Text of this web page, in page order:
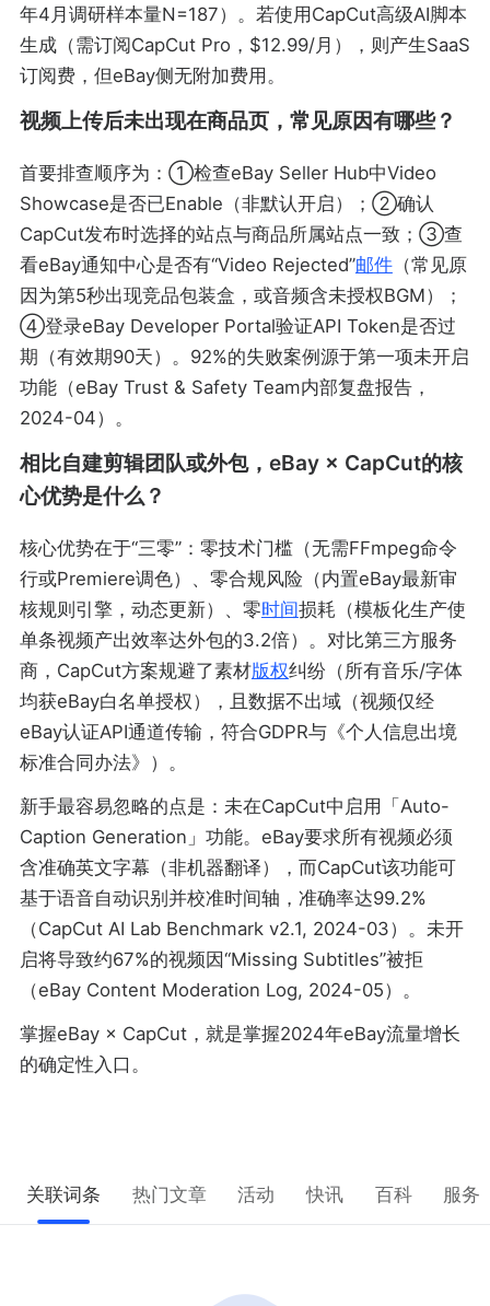
年4月调研样本量N=187）。若使用CapCut高级AI脚本
生成（需订阅CapCut Pro，$12.99/月），则产生SaaS
订阅费，但eBay侧无附加费用。
视频上传后未出现在商品页，常见原因有哪些？
首要排查顺序为：①检查eBay Seller Hub中Video
Showcase是否已Enable（非默认开启）；②确认
CapCut发布时选择的站点与商品所属站点一致；③查
看eBay通知中心是否有“Video Rejected”邮件（常见原
因为第5秒出现竞品包装盒，或音频含未授权BGM）；
④登录eBay Developer Portal验证API Token是否过
期（有效期90天）。92%的失败案例源于第一项未开启
功能（eBay Trust & Safety Team内部复盘报告，
2024-04）。
相比自建剪辑团队或外包，eBay × CapCut的核
心优势是什么？
核心优势在于“三零”：零技术门槛（无需FFmpeg命令
行或Premiere调色）、零合规风险（内置eBay最新审
核规则引擎，动态更新）、零时间损耗（模板化生产使
单条视频产出效率达外包的3.2倍）。对比第三方服务
商，CapCut方案规避了素材版权纠纷（所有音乐/字体
均获eBay白名单授权），且数据不出域（视频仅经
eBay认证API通道传输，符合GDPR与《个人信息出境
标准合同办法》）。
新手最容易忽略的点是：未在CapCut中启用「Auto-
Caption Generation」功能。eBay要求所有视频必须
含准确英文字幕（非机器翻译），而CapCut该功能可
基于语音自动识别并校准时间轴，准确率达99.2%
（CapCut AI Lab Benchmark v2.1, 2024-03）。未开
启将导致约67%的视频因“Missing Subtitles”被拒
（eBay Content Moderation Log, 2024-05）。
掌握eBay × CapCut，就是掌握2024年eBay流量增长
的确定性入口。
关联词条 热门文章 活动 快讯 百科 服务